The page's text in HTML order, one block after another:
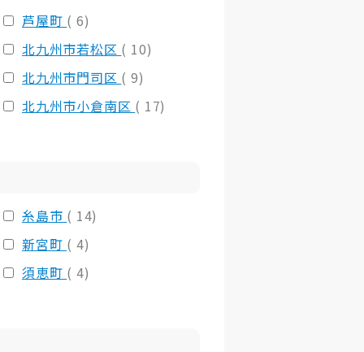
芦屋町 ( 6)
北九州市若松区 ( 10)
北九州市門司区 ( 9)
北九州市小倉南区 ( 17)
糸島市 ( 14)
新宮町 ( 4)
須恵町 ( 4)